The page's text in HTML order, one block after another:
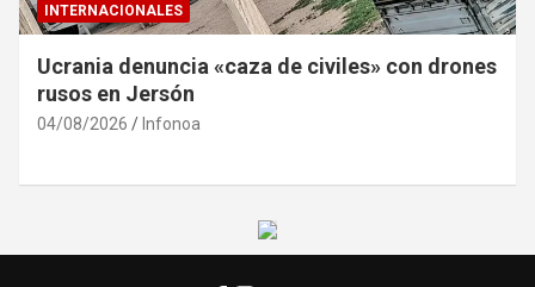
INTERNACIONALES
Ucrania denuncia «caza de civiles» con drones
rusos en Jersón
04/08/2026 Infonoa